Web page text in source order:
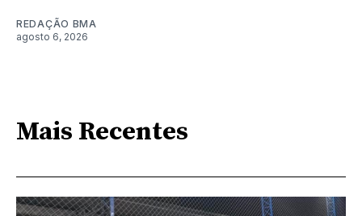
REDAÇÃO BMA
agosto 6, 2026
Mais Recentes